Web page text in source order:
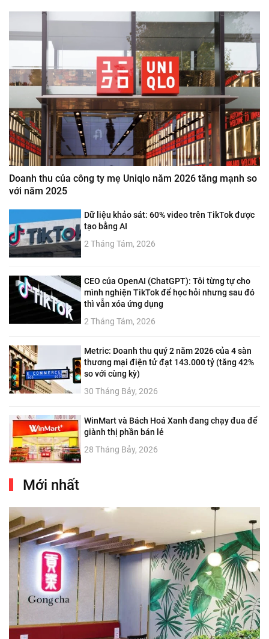
Doanh thu của công ty mẹ Uniqlo năm 2026 tăng mạnh so
với năm 2025
Dữ liệu khảo sát: 60% video trên TikTok được
tạo bằng AI
2 Tháng Tám, 2026
CEO của OpenAI (ChatGPT): Tôi từng tự cho
mình nghiện TikTok để học hỏi nhưng sau đó
thì vẫn xóa ứng dụng
2 Tháng Tám, 2026
Metric: Doanh thu quý 2 năm 2026 của 4 sàn
thương mại điện tử đạt 143.000 tỷ (tăng 42%
so với cùng kỳ)
30 Tháng Bảy, 2026
WinMart và Bách Hoá Xanh đang chạy đua để
giành thị phần bán lẻ
28 Tháng Bảy, 2026
Mới nhất